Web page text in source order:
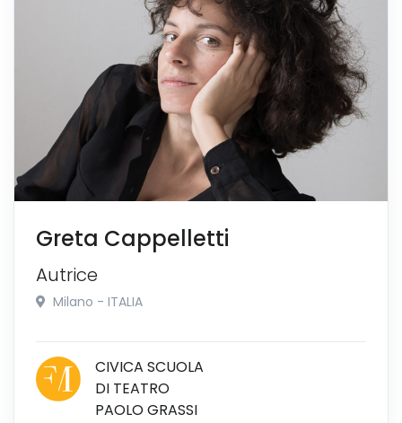
Greta Cappelletti
Autrice
Milano - ITALIA
CIVICA SCUOLA
DI TEATRO
PAOLO GRASSI